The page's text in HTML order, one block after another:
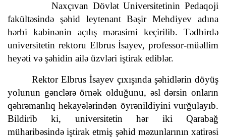
Naxçıvan Dövlət Universitetinin Pedaqoji
fakültəsində şəhid leytenant Bəşir Mehdiyev adına
hərbi kabinənin açılış mərasimi keçirilib. Tədbirdə
universitetin rektoru Elbrus İsayev, professor-müəllim
heyəti və şəhidin ailə üzvləri iştirak ediblər.
Rektor Elbrus İsayev çıxışında şəhidlərin döyüş
yolunun gənclərə örnək olduğunu, əsl dərsin onların
qəhrəmanlıq hekayələrindən öyrənildiyini vurğulayıb.
Bildirib ki, universitetin hər iki Qarabağ
müharibəsində iştirak etmiş şəhid məzunlarının xatirəsi